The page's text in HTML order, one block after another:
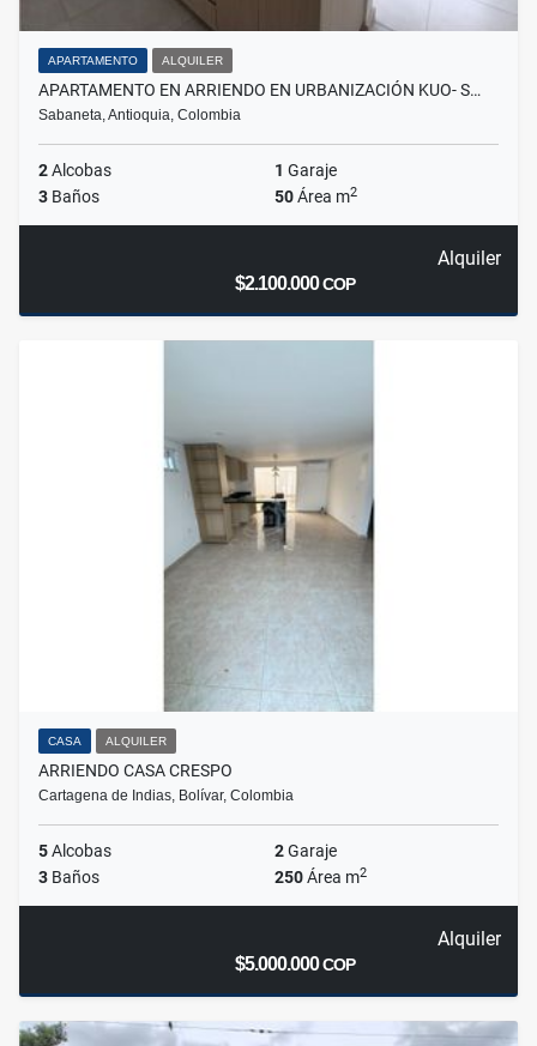
APARTAMENTO ALQUILER
APARTAMENTO EN ARRIENDO EN URBANIZACIÓN KUO- S…
Sabaneta, Antioquia, Colombia
2Alcobas 1 Garaje
3 Baños 50Área m2
Alquiler
$2.100.000COP
CASA ALQUILER
ARRIENDO CASA CRESPO
Cartagena de Indias, Bolívar, Colombia
5Alcobas 2Garaje
3 Baños 250Área m2
Alquiler
$5.000.000COP